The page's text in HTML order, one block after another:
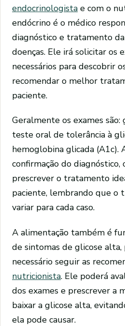
endocrinologista e com o
endócrino é o médico
diagnóstico e tratamento
doenças. Ele irá solicitar os
necessários para descobrir
recomendar o melhor
paciente.
Geralmente os exames são:
teste oral de tolerância à
hemoglobina glicada (A1c).
confirmação do diagnóstico,
prescrever o tratamento
paciente, lembrando que o
variar para cada caso.
A alimentação também é
de sintomas de glicose
necessário seguir as
nutricionista. Ele poderá
dos exames e prescrever a
baixar a glicose alta,
ela pode causar.